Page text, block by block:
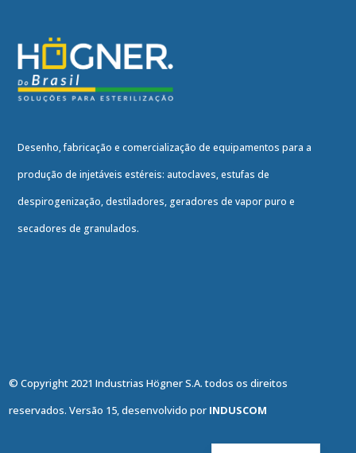
Desenho, fabricação e comercialização de equipamentos para a
produção de injetáveis estéreis: autoclaves, estufas de
despirogenização, destiladores, geradores de vapor puro e
secadores de granulados.
© Copyright 2021 Industrias Högner S.A. todos os direitos
reservados. Versão 15, desenvolvido por INDUSCOM